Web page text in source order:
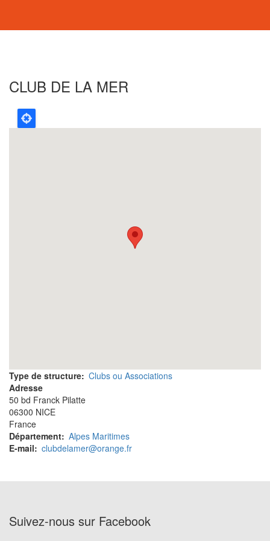
CLUB DE LA MER
Type de structure Clubs ou Associations
Adresse
50 bd Franck Pilatte
06300 NICE
France
Département Alpes Maritimes
E-mail
clubdelamer@orange.fr
Suivez-nous sur Facebook